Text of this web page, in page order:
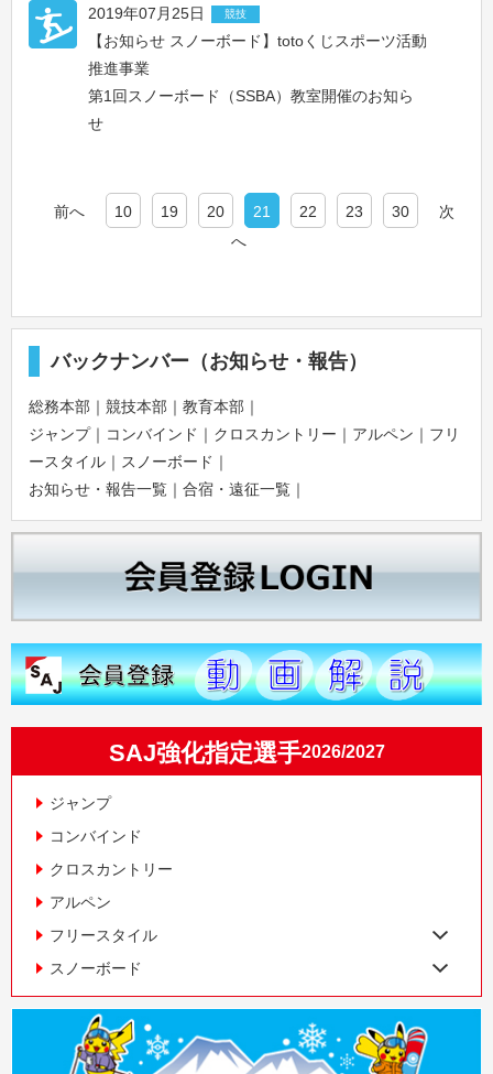
2019年07月25日 競技
【お知らせ スノーボード】totoくじスポーツ活動
推進事業
第1回スノーボード（SSBA）教室開催のお知ら
せ
前へ 10 19 20 21 22 23 30
次
へ
バックナンバー（お知らせ・報告）
総務本部 ｜ 競技本部 ｜ 教育本部 ｜
ジャンプ｜ コンバインド ｜ クロスカントリー ｜ アルペン ｜ フリ
ースタイル ｜ スノーボード ｜
お知らせ・報告一覧 ｜ 合宿・遠征一覧 ｜
SAJ強化指定選手2026/2027
ジャンプ
コンバインド
クロスカントリー
アルペン
フリースタイル
スノーボード